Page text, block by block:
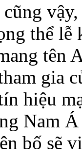
thể lễ
tên
gia
hiệu
Nam
bố sẽ